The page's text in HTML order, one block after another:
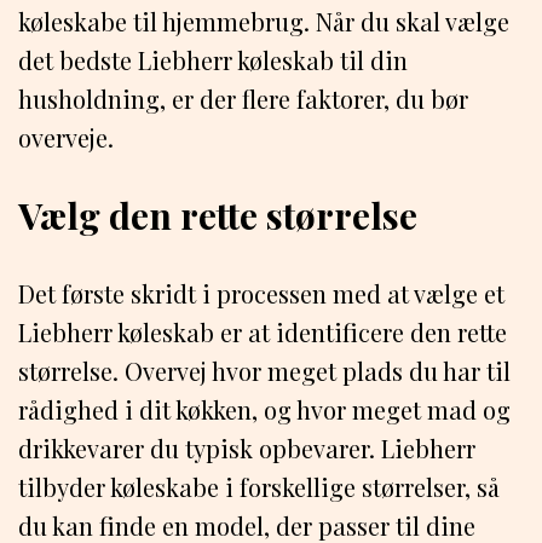
køleskabe til hjemmebrug. Når du skal vælge
det bedste Liebherr køleskab til din
husholdning, er der flere faktorer, du bør
overveje.
Vælg den rette størrelse
Det første skridt i processen med at vælge et
Liebherr køleskab er at identificere den rette
størrelse. Overvej hvor meget plads du har til
rådighed i dit køkken, og hvor meget mad og
drikkevarer du typisk opbevarer. Liebherr
tilbyder køleskabe i forskellige størrelser, så
du kan finde en model, der passer til dine